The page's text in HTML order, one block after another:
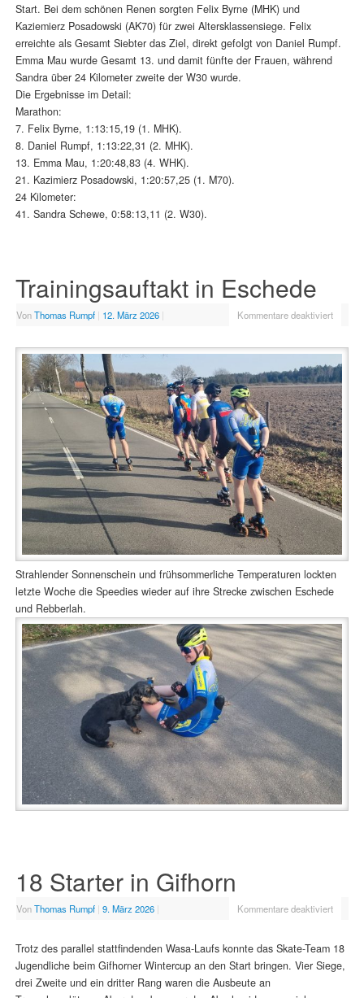
Start. Bei dem schönen Renen sorgten Felix Byrne (MHK) und
Kaziemierz Posadowski (AK70) für zwei Altersklassensiege. Felix
erreichte als Gesamt Siebter das Ziel, direkt gefolgt von Daniel Rumpf.
Emma Mau wurde Gesamt 13. und damit fünfte der Frauen, während
Sandra über 24 Kilometer zweite der W30 wurde.
Die Ergebnisse im Detail:
Marathon:
7. Felix Byrne, 1:13:15,19 (1. MHK).
8. Daniel Rumpf, 1:13:22,31 (2. MHK).
13. Emma Mau, 1:20:48,83 (4. WHK).
21. Kazimierz Posadowski, 1:20:57,25 (1. M70).
24 Kilometer:
41. Sandra Schewe, 0:58:13,11 (2. W30).
Trainingsauftakt in Eschede
VonThomas Rumpf | 12. März 2026 | Kommentare deaktiviert
Strahlender Sonnenschein und frühsommerliche Temperaturen lockten
letzte Woche die Speedies wieder auf ihre Strecke zwischen Eschede
und Rebberlah.
18 Starter in Gifhorn
VonThomas Rumpf | 9. März 2026 | Kommentare deaktiviert
Trotz des parallel stattfindenden Wasa-Laufs konnte das Skate-Team 18
Jugendliche beim Gifhorner Wintercup an den Start bringen. Vier Siege,
drei Zweite und ein dritter Rang waren die Ausbeute an